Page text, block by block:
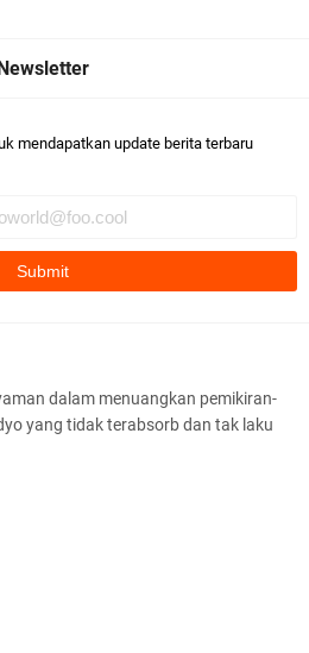
mendapatkan update berita terbaru
dalam menuangkan pemikiran-
yang tidak terabsorb dan tak laku